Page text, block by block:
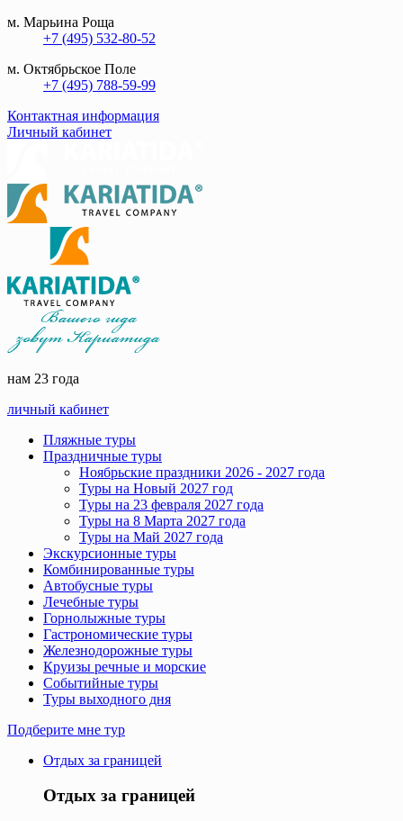
м. Марьина Роща
+7 (495) 532-80-52
м. Октябрьское Поле
+7 (495) 788-59-99
Контактная информация
Личный кабинет
нам 23 года
личный кабинет
Пляжные туры
Праздничные туры
Ноябрьские праздники 2026 - 2027 года
Туры на Новый 2027 год
Туры на 23 февраля 2027 года
Туры на 8 Марта 2027 года
Туры на Май 2027 года
Экскурсионные туры
Комбинированные туры
Автобусные туры
Лечебные туры
Горнолыжные туры
Гастрономические туры
Железнодорожные туры
Круизы речные и морские
Событийные туры
Туры выходного дня
Подберите мне тур
Отдых за границей
Отдых за границей